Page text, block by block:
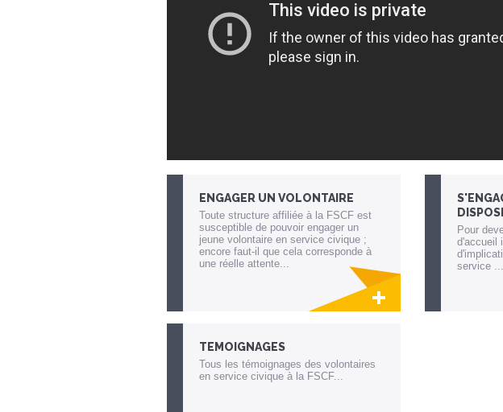
ENGAGER UN VOLONTAIRE
Toute structure affiliée à la FSCF est
susceptible de pouvoir engager un
jeune volontaire en service civique ;
encore faut-il que cela corresponde à
une réelle attente...
Pour
d'accueil
service ...
TEMOIGNAGES
Tous les témoignages des volontaires
en service civique à la FSCF...